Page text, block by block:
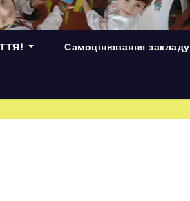
Самоцінювання закладу